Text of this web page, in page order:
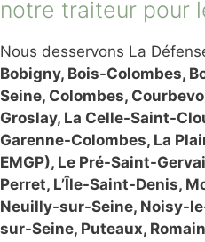
notre traiteur pour
Nous desservons La
Bobigny, Bois-Colombes,
Seine, Colombes,
Groslay, La Celle-Saint-
Garenne-Colombes, La
EMGP), Le Pré-Saint-
Perret, L’Île-Saint-Denis,
Neuilly-sur-Seine, Noisy-
sur-Seine, Puteaux,